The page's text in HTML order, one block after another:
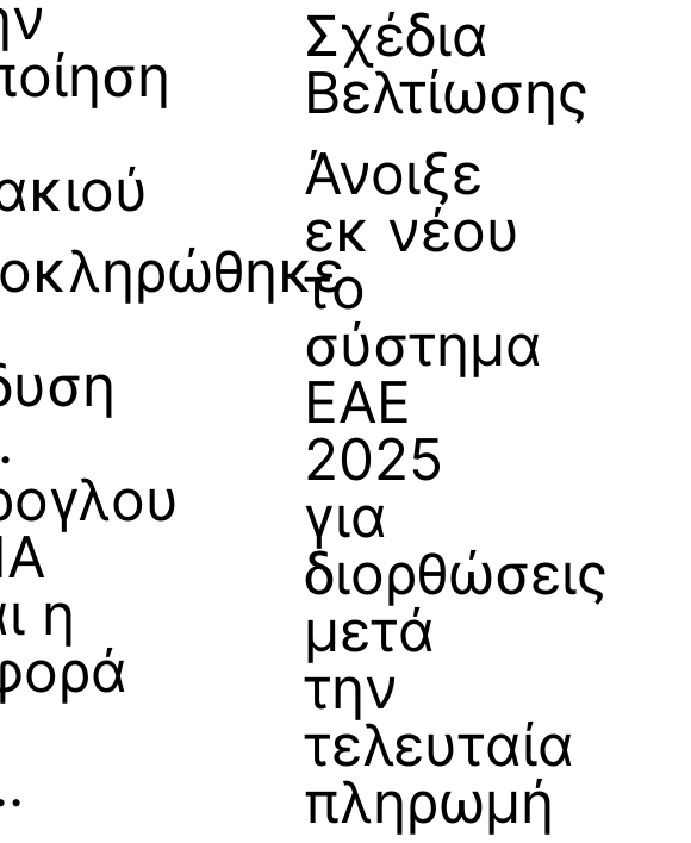
η
Σχέδια
Βελτίωσης
Άνοιξε
εκ νέου
το
σύστημα
ΕΑΕ
2025
για
διορθώσεις
μετά
την
τελευταία
πληρωμή